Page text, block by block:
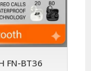
FN-BT36